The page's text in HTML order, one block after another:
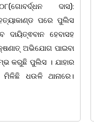
26 ପୁଜ୍ୟପୂଜା ସଂସ୍କୃତି
ଓଡ଼ିଆ ଭାଷା,
ତଥା ବିଜେଡି ସାଂସ୍କୃତିକ
ମହାଡାକପାଳ ଛକ
ସଂଗ୍ରାମୀ, ପ୍ରାକ୍ତନ
ସମ୍ବିଧାନ